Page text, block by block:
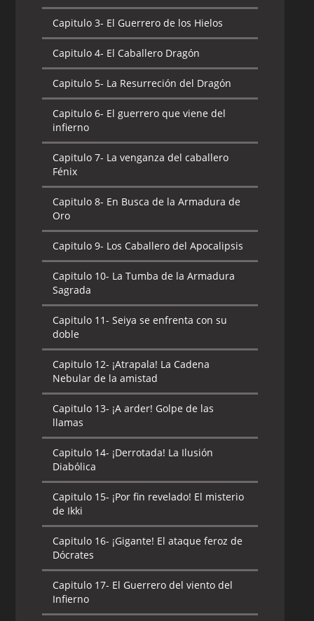
Capitulo 3- El Guerrero de los Hielos
Capitulo 4- El Caballero Dragón
Capitulo 5- La Resurreción del Dragón
Capitulo 6- El guerrero que viene del
infierno
Capitulo 7- La venganza del caballero
Fénix
Capitulo 8- En Busca de la Armadura de
Oro
Capitulo 9- Los Caballero del Apocalipsis
Capitulo 10- La Tumba de la Armadura
Sagrada
Capitulo 11- Seiya se enfrenta con su
doble
Capitulo 12- ¡Atrapala! La Cadena
Nebular de la amistad
Capitulo 13- ¡A arder! Golpe de las
llamas
Capitulo 14- ¡Derrotada! La Ilusión
Diabólica
Capitulo 15- ¡Por fin revelado! El misterio
de Ikki
Capitulo 16- ¡Gigante! El ataque feroz de
Dócrates
Capitulo 17- El Guerrero del viento del
Infierno